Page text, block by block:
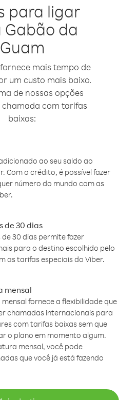
para ligar
Gabão da
Guam
mais tempo de
um custo mais baixo.
de nossas opções
chamada com tarifas
baixas:
ao seu saldo ao
Com o crédito, é possível fazer
número do mundo com as
de 30 dias
30 dias permite fazer
para o destino escolhido pelo
as tarifas especiais do Viber.
mensal
fornece a flexibilidade que
chamadas internacionais para
com tarifas baixas sem que
o plano em momento algum.
mensal, você pode
que você já está fazendo